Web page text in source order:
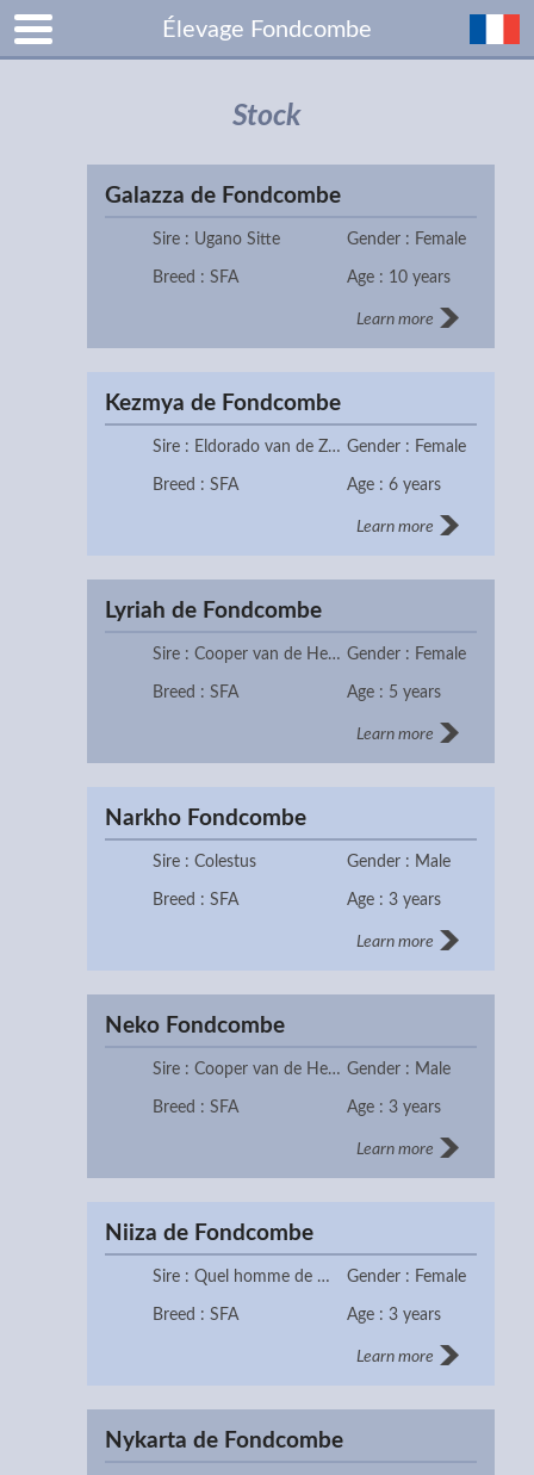
Stock
Galazza de Fondcombe
Sire : Ugano Sitte Gender : Female
Breed : SFA Age : 10 years
Learn more
Kezmya de Fondcombe
Sire : Eldorado van de Zeshoek TN Gender : Female
Breed : SFA Age : 6 years
Learn more
Lyriah de Fondcombe
Sire : Cooper van de Heffinck Gender : Female
Breed : SFA Age : 5 years
Learn more
Narkho Fondcombe
Sire : Colestus Gender : Male
Breed : SFA Age : 3 years
Learn more
Neko Fondcombe
Sire : Cooper van de Heffinck Gender : Male
Breed : SFA Age : 3 years
Learn more
Niiza de Fondcombe
Sire : Quel homme de Hus Gender : Female
Breed : SFA Age : 3 years
Learn more
Nykarta de Fondcombe
Élevage Fondcombe